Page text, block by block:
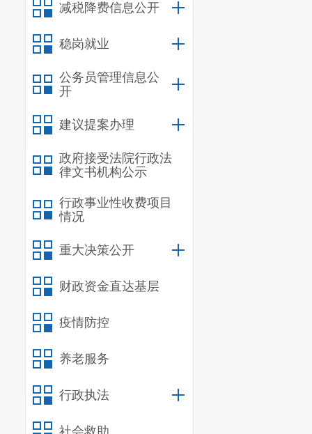
减税降费信息公开
稳岗就业
公务员管理信息公
开
建议提案办理
政府接受法院行政法
律文书机构公示
行政事业性收费项目
情况
重大决策公开
财政资金直达基层
疫情防控
养老服务
行政执法
社会救助